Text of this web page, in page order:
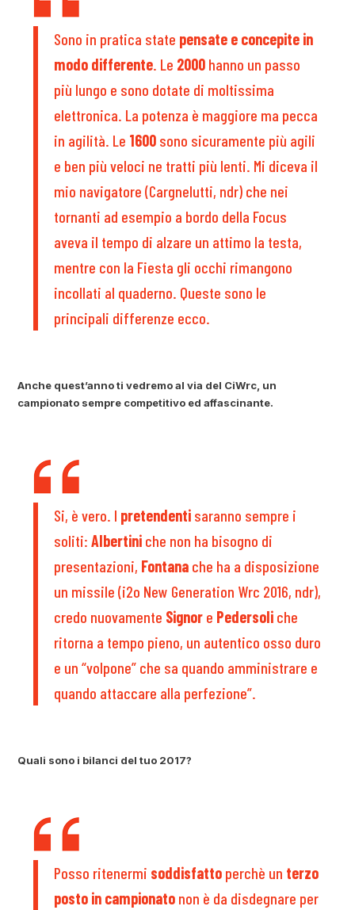
Sono in pratica state pensate e concepite in
modo differente. Le 2000 hanno un passo
più lungo e sono dotate di moltissima
elettronica. La potenza è maggiore ma pecca
in agilità. Le 1600 sono sicuramente più agili
e ben più veloci ne tratti più lenti. Mi diceva il
mio navigatore (Cargnelutti, ndr) che nei
tornanti ad esempio a bordo della Focus
aveva il tempo di alzare un attimo la testa,
mentre con la Fiesta gli occhi rimangono
incollati al quaderno. Queste sono le
principali differenze ecco.
Anche quest’anno ti vedremo al via del CiWrc, un
campionato sempre competitivo ed affascinante.
Si, è vero. I pretendenti saranno sempre i
soliti: Albertini che non ha bisogno di
presentazioni, Fontana che ha a disposizione
un missile (i2o New Generation Wrc 2016, ndr),
credo nuovamente Signor e Pedersoli che
ritorna a tempo pieno, un autentico osso duro
e un “volpone” che sa quando amministrare e
quando attaccare alla perfezione”.
Quali sono i bilanci del tuo 2017?
Posso ritenermi soddisfatto perchè un terzo
posto in campionato non è da disdegnare per